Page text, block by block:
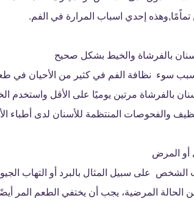
تماًمًا,وهذه إحدي اسباب المرارة في الفم.
بالفرشاة والخيط بشكل صحيح
سوء نظافة الفم في كثير من الأحيان في
بالفرشاة مرتين يوميًا على الأقل واستخدم
والفحوصات المنتظمة للأسنان لدى أطباء
أو المرض
على سبيل المثال بالبرد أو التهاب
الحالة المرضية، يجب أن يختفي الطعم المر